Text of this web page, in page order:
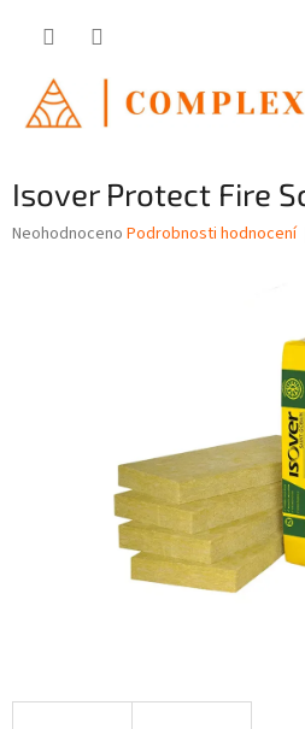
Isover Protect Fire
Průměrné
Neohodnoceno Podrobnosti hodnocení